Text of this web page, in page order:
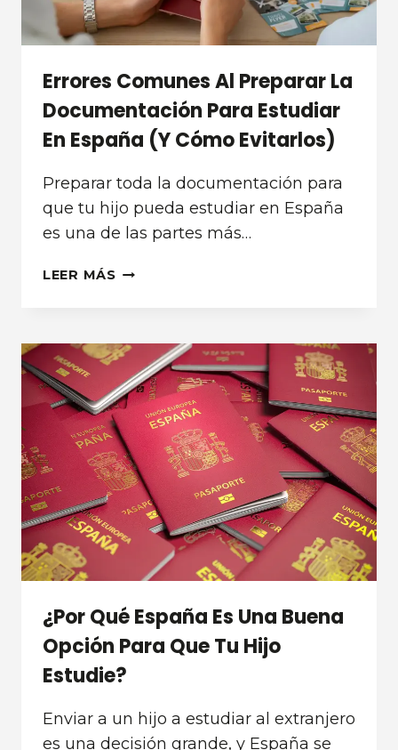
Errores Comunes Al Preparar La
Documentación Para Estudiar
En España (Y Cómo Evitarlos)
Preparar toda la documentación para
que tu hijo pueda estudiar en España
es una de las partes más…
LEER MÁS ERRORES
LA
DOCUMENTACIÓN
PARA
ESTUDIAR
EN
ESPAÑA
(Y
CÓMO
EVITARLOS)
¿Por Qué España Es Una Buena
Opción Para Que Tu Hijo
Estudie?
Enviar a un hijo a estudiar al extranjero
es una decisión grande, y España se